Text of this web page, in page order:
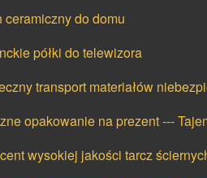
ceramiczny do domu
półki do telewizora
transport materiałów
opakowanie na prezent ---
wysokiej jakości tarcz